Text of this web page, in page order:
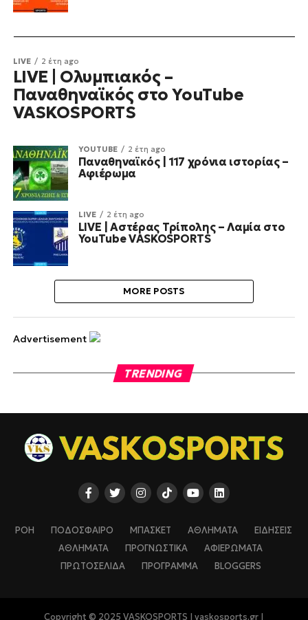
LIVE 2 έτη ago
LIVE | Ολυμπιακός –
Παναθηναϊκός στο YouTube
VASKOSPORTS
YOUTUBE 2 έτη ago
Παναθηναϊκός | 117 χρόνια ιστορίας –
Αφιέρωμα
LIVE 2 έτη ago
LIVE | Αστέρας Τρίπολης – Λαμία στο
YouTube VASKOSPORTS
MORE POSTS
Advertisement
TRENDING
ΡΟΗ ΠΟΔΟΣΦΑΙΡΟ ΜΠΑΣΚΕΤ ΑΘΛΗΜΑΤΑ
ΕΙΔΗΣΕΙΣ
ΑΘΛΗΜΑΤΑ
ΠΡΟΓΝΩΣΤΙΚΑ
ΑΦΙΕΡΩΜΑΤΑ
ΠΡΩΤΟΣΕΛΙΔΑ
ΠΡΟΓΡΑΜΜΑ BLOGGERS
Copyright © 2025 VASKOSPORTS | vaskosports.gr |